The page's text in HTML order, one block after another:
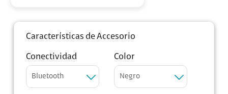
Características de Accesorio
Conectividad
Bluetooth
Color
Negro